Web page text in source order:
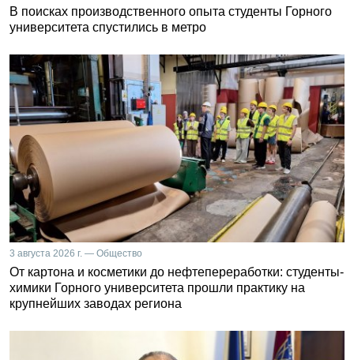
В поисках производственного опыта студенты Горного
университета спустились в метро
3 августа 2026 г. — Общество
От картона и косметики до нефтепереработки: студенты-
химики Горного университета прошли практику на
крупнейших заводах региона